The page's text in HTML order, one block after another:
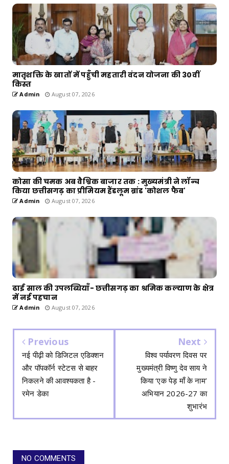
मातृशक्ति के खातों में पहुँची महतारी वंदन योजना की 30वीं
किस्त
Admin August 07, 2026
कोसा की चमक अब वैश्विक बाजार तक : मुख्यमंत्री ने लॉन्च
किया छत्तीसगढ़ का प्रीमियम हैंडलूम ब्रांड 'कोशल फैब'
Admin August 07, 2026
ढाई साल की उपलब्धियाँ- छत्तीसगढ़ का श्रमिक कल्याण के क्षेत्र
में नई पहचान
Admin August 07, 2026
Previous
नई पीढ़ी को डिजिटल एडिक्शन
और पॉपकॉर्न स्टेटस से बाहर
निकलने की आवश्यकता है -
रमेन डेका
Next
विश्व पर्यावरण दिवस पर
मुख्यमंत्री विष्णु देव साय ने
किया ‘एक पेड़ माँ के नाम’
अभियान 2026-27 का
शुभारंभ
NO COMMENTS